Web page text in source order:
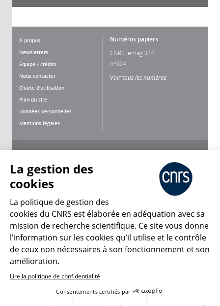
À propos
Newsletters
Équipe / crédits
Nous contacter
Charte d'utilisation
Plan du site
Données personnelles
Mentions légales
Numéros papiers
CNRS lemag 324
n°324
Voir tous les numéros
CNRS Le Mag
© 2026, CNRS
Créer un compte Se connecter
Gestion des cookies
La gestion des
cookies
La politique de gestion des
cookies du CNRS est élaborée en adéquation avec sa
mission de recherche scientifique. Ce site vous donne
l’information sur les cookies qu’il utilise et le contrôle
de ceux non nécessaires à son fonctionnement et son
amélioration.
Lire la politique de confidentialité
Consentements certifiés par